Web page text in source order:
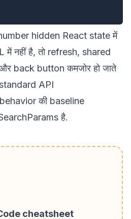
hidden React state में
में नहीं है, तो refresh, shared
back button कमजोर हो जाते
API
की baseline
है.
cheatsheet